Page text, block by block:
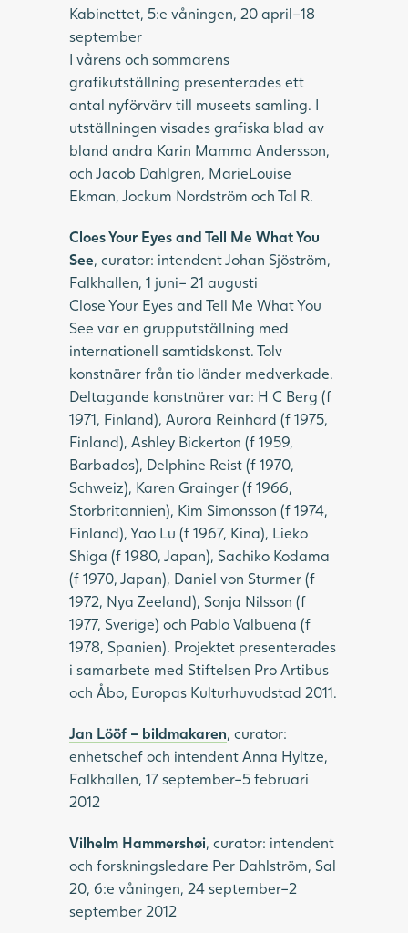
Kabinettet, 5:e våningen, 20 april–18
september
I vårens och sommarens
grafikutställning presenterades ett
antal nyförvärv till museets samling. I
utställningen visades grafiska blad av
bland andra Karin Mamma Andersson,
och Jacob Dahlgren, MarieLouise
Ekman, Jockum Nordström och Tal R.
Cloes Your Eyes and Tell Me What You
See, curator: intendent Johan Sjöström,
Falkhallen, 1 juni– 21 augusti
Close Your Eyes and Tell Me What You
See var en grupputställning med
internationell samtidskonst. Tolv
konstnärer från tio länder medverkade.
Deltagande konstnärer var: H C Berg (f
1971, Finland), Aurora Reinhard (f 1975,
Finland), Ashley Bickerton (f 1959,
Barbados), Delphine Reist (f 1970,
Schweiz), Karen Grainger (f 1966,
Storbritannien), Kim Simonsson (f 1974,
Finland), Yao Lu (f 1967, Kina), Lieko
Shiga (f 1980, Japan), Sachiko Kodama
(f 1970, Japan), Daniel von Sturmer (f
1972, Nya Zeeland), Sonja Nilsson (f
1977, Sverige) och Pablo Valbuena (f
1978, Spanien). Projektet presenterades
i samarbete med Stiftelsen Pro Artibus
och Åbo, Europas Kulturhuvudstad 2011.
Jan Lööf – bildmakaren, curator:
enhetschef och intendent Anna Hyltze,
Falkhallen, 17 september–5 februari
2012
Vilhelm Hammershøi, curator: intendent
och forskningsledare Per Dahlström, Sal
20, 6:e våningen, 24 september–2
september 2012